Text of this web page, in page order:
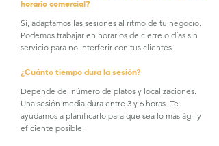
horario comercial?
Sí, adaptamos las sesiones al ritmo de tu negocio.
Podemos trabajar en horarios de cierre o días sin
servicio para no interferir con tus clientes.
¿Cuánto tiempo dura la sesión?
Depende del número de platos y localizaciones.
Una sesión media dura entre 3 y 6 horas. Te
ayudamos a planificarlo para que sea lo más ágil y
eficiente posible.